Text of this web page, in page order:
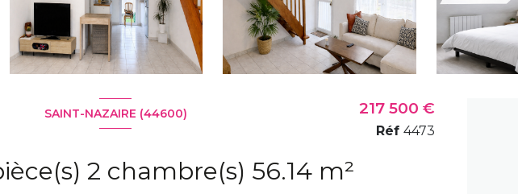
SAINT-NAZAIRE (44600)
Maison 3 pièce(s) 2 chambre(s) 56.14 m²
217 500 €
Réf 4473